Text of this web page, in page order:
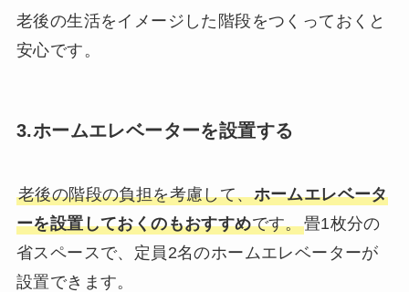
老後の生活をイメージした階段をつくっておくと
安心です。
3.ホームエレベーターを設置する
老後の階段の負担を考慮して、ホームエレベータ
ーを設置しておくのもおすすめです。畳1枚分の
省スペースで、定員2名のホームエレベーターが
設置できます。